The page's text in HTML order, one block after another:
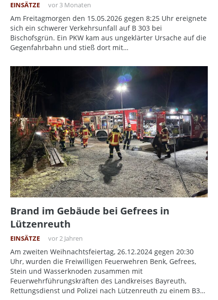
EINSÄTZE vor 3 Monaten
Am Freitagmorgen den 15.05.2026 gegen 8:25 Uhr ereignete
sich ein schwerer Verkehrsunfall auf B 303 bei
Bischofsgrün. Ein PKW kam aus ungeklärter Ursache auf die
Gegenfahrbahn und stieß dort mit…
Brand im Gebäude bei Gefrees in
Lützenreuth
EINSÄTZE vor 2 Jahren
Am zweiten Weihnachtsfeiertag, 26.12.2024 gegen 20:30
Uhr, wurden die Freiwilligen Feuerwehren Benk, Gefrees,
Stein und Wasserknoden zusammen mit
Feuerwehrführungskräften des Landkreises Bayreuth,
Rettungsdienst und Polizei nach Lützenreuth zu einem B3…